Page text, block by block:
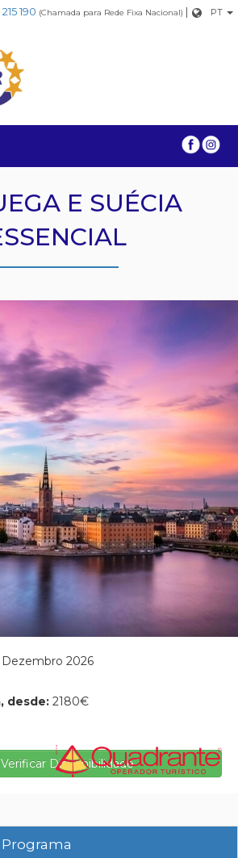
190 (Chamada para Rede Fixa Nacional) | PT
E SUÉCIA
Dezembro 2026
desde: 2180€
Verificar Disponibilidade